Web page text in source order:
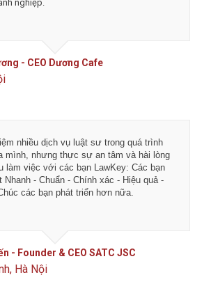
và đột phá hơn nữa.
Founder & CEO MengCha Utd
Hà Nội
nhiều dịch vụ luật sư trong quá trình
mình, nhưng thực sự an tâm và hài lòng
làm việc với các bạn LawKey: Các bạn
Nhanh - Chuẩn - Chính xác - Hiệu quả -
các bạn phát triển hơn nữa.
- Founder & CEO SATC JSC
Hà Nội